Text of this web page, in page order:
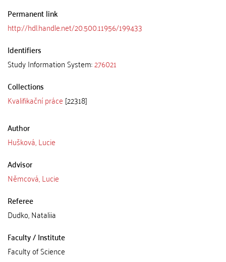
Permanent link
http://hdl.handle.net/20.500.11956/199433
Identifiers
Study Information System:276021
Collections
Kvalifikační práce [22318]
Author
Hušková, Lucie
Advisor
Němcová, Lucie
Referee
Dudko, Nataliia
Faculty / Institute
Faculty of Science